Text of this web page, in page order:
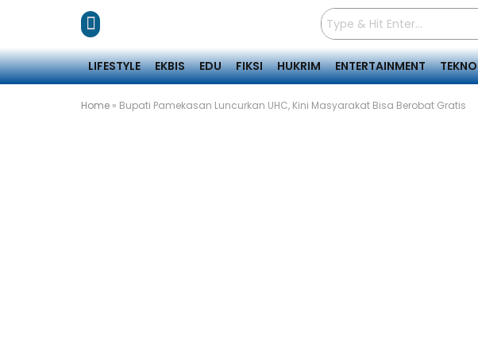
LIFESTYLE EKBIS EDU FIKSI HUKRIM ENTERTAINMENT TEKNO
Home » Bupati Pamekasan Luncurkan UHC, Kini Masyarakat Bisa Berobat Gratis